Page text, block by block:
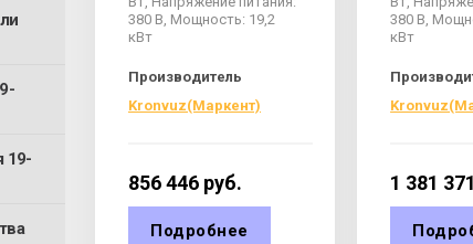
19-
380 В, Мощность: 19,2
кВт
Производитель
Kronvuz(Маркент)
856 446 руб.
Подробнее
380 В,
кВт
1 381 371